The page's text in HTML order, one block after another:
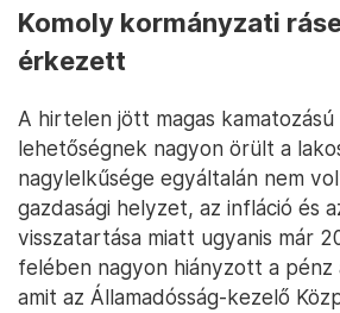
Komoly kormányzati
érkezett
A hirtelen jött magas
lehetőségnek nagyon örült a
nagylelkűsége egyáltalán nem
gazdasági helyzet, az infláció és
visszatartása miatt ugyanis már
felében nagyon hiányzott a pénz
amit az Államadósság-kezelő